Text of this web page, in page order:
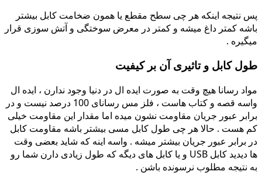
پس نتیجه اینکه هر چی سطح مقطع یا همون ضخامت کابل بیشتر
باشه کمتر داغ میشه و کمتر در معرض سوختگی و آتش سوزی قرار
میگیره .
طول کابل و تاثیری آن بر کیفیت
مواد رسانا هیچ وقت به صورت ایده ال در دنیا وجود ندارن ، ایده ال
واسه قصه و کتاب هاست ، فلز مس رسانای 100 درصد نیست و در
برابر عبور جریان مقاومت نشون میده اما مقدار این مقاومت خیلی
کم هست . حالا هر چی طول کابل مسی بیشتر باشه مقاومت کابل
در برابر عبور جریان بیشتر میشه . واسه اینه که شاید بعضی وقت
ها دیدید کابل USB و یا کابل های دیگه که طول زیادی دارن شما رو
به نتیجه مطلوب نرسونده باشن .